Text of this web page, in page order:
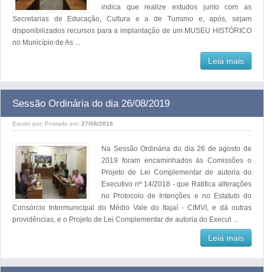
indica que realize estudos junto com as
Secretarias de Educação, Cultura e a de Turismo e, após, sejam
disponibilizados recursos para a implantação de um MUSEU HISTÓRICO
no Município de As ...
Leia mais
Sessão Ordinária do dia 26/08/2019
Escrito por: Postado em: 27/08/2019
Na Sessão Ordinária do dia 26 de agosto de
2019 foram encaminhados às Comissões o
Projeto de Lei Complementar de autoria do
Executivo nº 14/2018 - que Ratifica alterações
no Protocolo de Intenções e no Estatuto do
Consórcio Intermunicipal do Médio Vale do Itajaí - CIMVI, e dá outras
providências, e o Projeto de Lei Complementar de autoria do Execut ...
Leia mais